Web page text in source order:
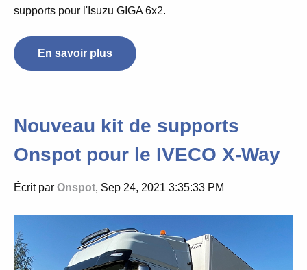
supports pour l'Isuzu GIGA 6x2.
En savoir plus
Nouveau kit de supports
Onspot pour le IVECO X-Way
Écrit par Onspot, Sep 24, 2021 3:35:33 PM